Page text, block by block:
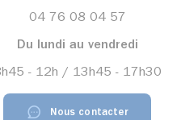
04 76 08 04 57
Du lundi au vendredi
- 12h / 13h45 - 17h30
Nous contacter